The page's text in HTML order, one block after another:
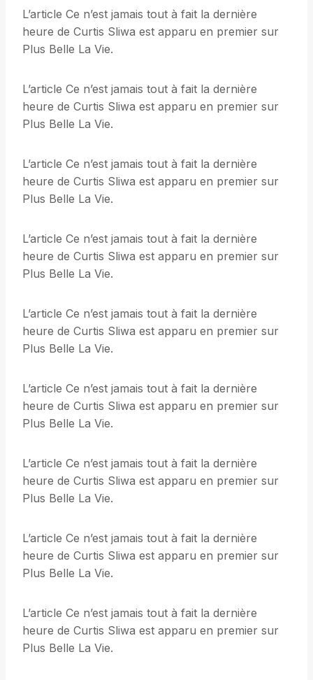
L’article Ce n’est jamais tout à fait la dernière
heure de Curtis Sliwa est apparu en premier sur
Plus Belle La Vie.
L’article Ce n’est jamais tout à fait la dernière
heure de Curtis Sliwa est apparu en premier sur
Plus Belle La Vie.
L’article Ce n’est jamais tout à fait la dernière
heure de Curtis Sliwa est apparu en premier sur
Plus Belle La Vie.
L’article Ce n’est jamais tout à fait la dernière
heure de Curtis Sliwa est apparu en premier sur
Plus Belle La Vie.
L’article Ce n’est jamais tout à fait la dernière
heure de Curtis Sliwa est apparu en premier sur
Plus Belle La Vie.
L’article Ce n’est jamais tout à fait la dernière
heure de Curtis Sliwa est apparu en premier sur
Plus Belle La Vie.
L’article Ce n’est jamais tout à fait la dernière
heure de Curtis Sliwa est apparu en premier sur
Plus Belle La Vie.
L’article Ce n’est jamais tout à fait la dernière
heure de Curtis Sliwa est apparu en premier sur
Plus Belle La Vie.
L’article Ce n’est jamais tout à fait la dernière
heure de Curtis Sliwa est apparu en premier sur
Plus Belle La Vie.